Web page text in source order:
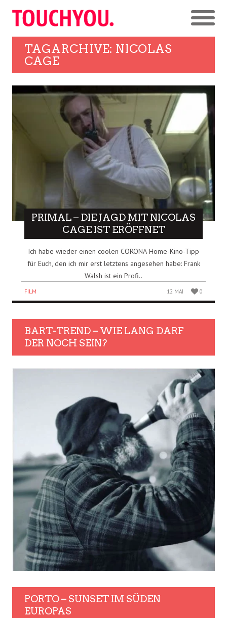
TAGARCHIVE: NICOLAS
CAGE
PRIMAL – DIE JAGD MIT NICOLAS
CAGE IST ERÖFFNET
Ich habe wieder einen coolen CORONA-Home-Kino-Tipp
für Euch, den ich mir erst letztens angesehen habe: Frank
Walsh ist ein Profi..
FILM 12 MAI 0
BART-TREND – WIE LANG DARF
DER NOCH SEIN?
PORTO – SUNSET IM SÜDEN
EUROPAS